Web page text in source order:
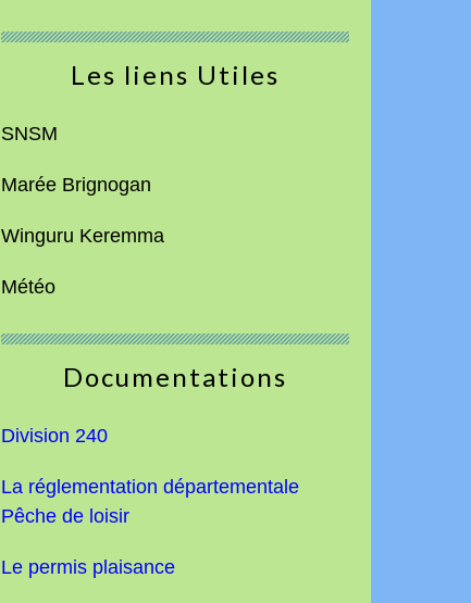
Les liens Utiles
SNSM
Marée Brignogan
Winguru Keremma
Météo
Documentations
Division 240
La réglementation départementale
Pêche de loisir
Le permis plaisance